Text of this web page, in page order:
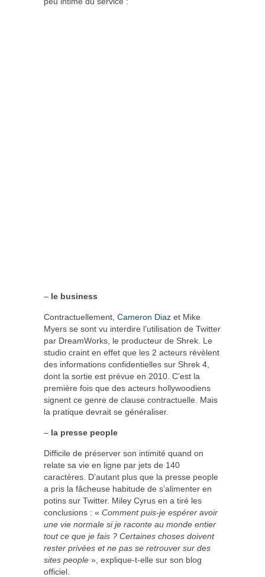
– le business
Contractuellement, Cameron Diaz et Mike
Myers se sont vu interdire l’utilisation de Twitter
par DreamWorks, le producteur de Shrek. Le
studio craint en effet que les 2 acteurs révèlent
des informations confidentielles sur Shrek 4,
dont la sortie est prévue en 2010. C’est la
première fois que des acteurs hollywoodiens
signent ce genre de clause contractuelle. Mais
la pratique devrait se généraliser.
– la presse people
Difficile de préserver son intimité quand on
relate sa vie en ligne par jets de 140
caractères. D’autant plus que la presse people
a pris la fâcheuse habitude de s’alimenter en
potins sur Twitter. Miley Cyrus en a tiré les
conclusions : « Comment puis-je espérer avoir
une vie normale si je raconte au monde entier
tout ce que je fais ? Certaines choses doivent
rester privées et ne pas se retrouver sur des
sites people », explique-t-elle sur son blog
officiel.